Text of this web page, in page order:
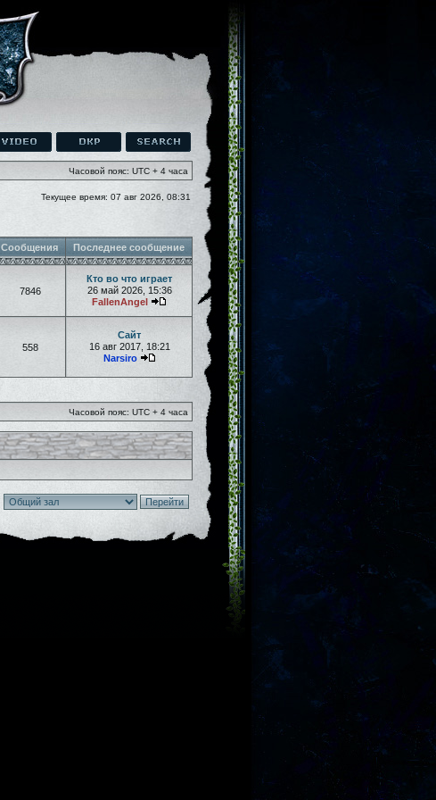
Часовой пояс: UTC + 4 часа
Текущее время: 07 авг 2026, 08:31
Сообщения Последнее сообщение
7846
Кто во что играет
26 май 2026, 15:36
FallenAngel
558
Сайт
16 авг 2017, 18:21
Narsiro
Часовой пояс: UTC + 4 часа